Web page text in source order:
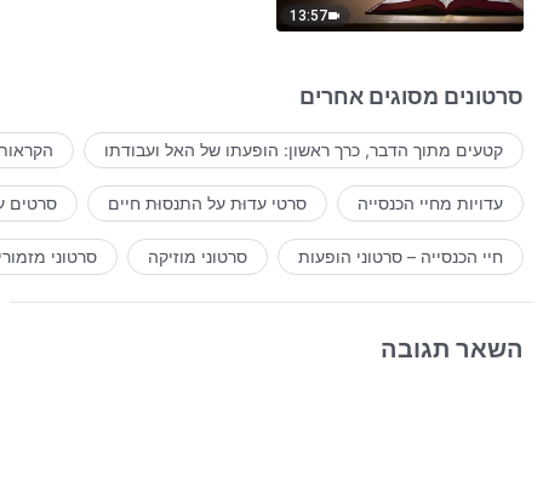
13:57
סרטונים מסוגים אחרים
קטעים מתוך הדבר, כרך ראשון: הופעתו של האל ועבודתו
עדויות מחיי הכנסייה סרטי עדוּת על התנסוּת חיים סרטים
חיי הכנסייה – סרטוני הופעות סרטוני מוזיקה סרטוני
השאר תגובה